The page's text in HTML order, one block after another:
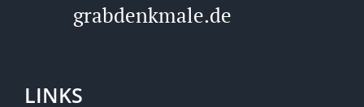
grabdenkmale.de
LINKS